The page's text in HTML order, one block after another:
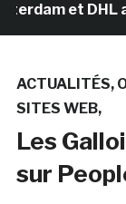
et DHL
ACTUALITÉS
SITES WEB
Les
sur